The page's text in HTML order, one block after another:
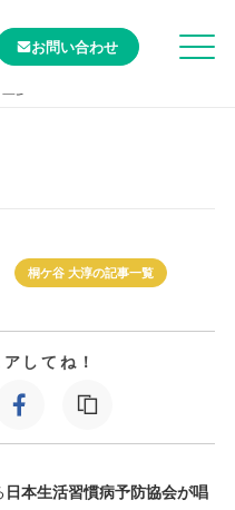
お問い合わせ
桐ケ谷 大淳の記事一覧
してね！
日本生活習慣病予防協会が唱